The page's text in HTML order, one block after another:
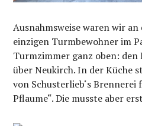
Ausnahmsweise waren wir an
einzigen Turmbewohner im
Turmzimmer ganz oben:
über Neukirch. In der Küche
von Schusterlieb‘s Brennerei
Pflaume“. Die musste aber